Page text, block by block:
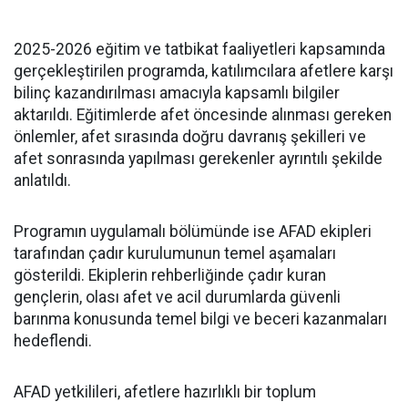
2025-2026 eğitim ve tatbikat faaliyetleri kapsamında
gerçekleştirilen programda, katılımcılara afetlere karşı
bilinç kazandırılması amacıyla kapsamlı bilgiler
aktarıldı. Eğitimlerde afet öncesinde alınması gereken
önlemler, afet sırasında doğru davranış şekilleri ve
afet sonrasında yapılması gerekenler ayrıntılı şekilde
anlatıldı.
Programın uygulamalı bölümünde ise AFAD ekipleri
tarafından çadır kurulumunun temel aşamaları
gösterildi. Ekiplerin rehberliğinde çadır kuran
gençlerin, olası afet ve acil durumlarda güvenli
barınma konusunda temel bilgi ve beceri kazanmaları
hedeflendi.
AFAD yetkilileri, afetlere hazırlıklı bir toplum